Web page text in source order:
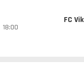
18:00
FC